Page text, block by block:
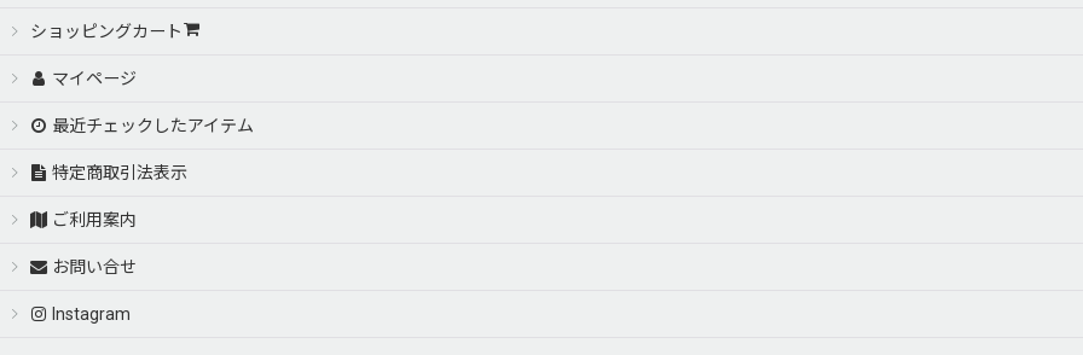
ショッピングカート
マイページ
最近チェックしたアイテム
特定商取引法表示
ご利用案内
お問い合せ
Instagram